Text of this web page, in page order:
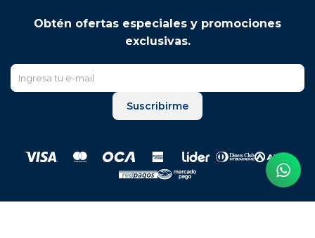
Obtén ofertas especiales y promociones
exclusivas.
Suscribirme